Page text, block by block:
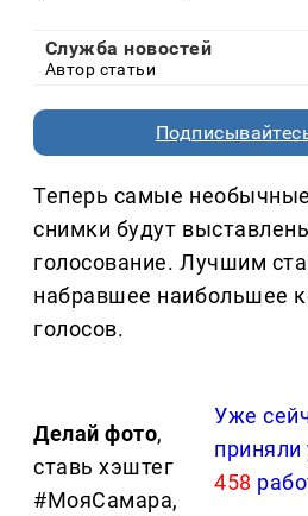
Служба новостей
Автор статьи
Теперь самые
снимки будут
голосование. Лучшим
набравшее наибольшее
голосов.
Уже
приняли
458
Делай фото,
ставь хэштег
#МояСамара,